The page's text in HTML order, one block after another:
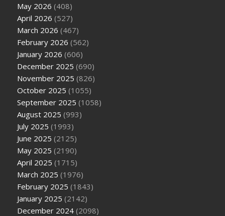
May 2026 (408)
April 2026 (527)
March 2026 (467)
February 2026 (562)
January 2026 (606)
December 2025 (690)
November 2025 (826)
October 2025 (1055)
September 2025 (1058)
August 2025 (993)
July 2025 (1993)
June 2025 (2125)
May 2025 (2190)
April 2025 (1715)
March 2025 (1976)
February 2025 (1843)
January 2025 (2142)
December 2024 (2098)